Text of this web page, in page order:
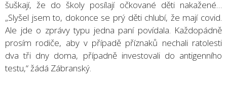
šuškají, že do školy posílají očkované děti nakažené…
„Slyšel jsem to, dokonce se prý děti chlubí, že mají covid.
Ale jde o zprávy typu jedna paní povídala. Každopádně
prosím rodiče, aby v případě příznaků nechali ratolesti
dva tři dny doma, případně investovali do antigenního
testu,“ žádá Zábranský.